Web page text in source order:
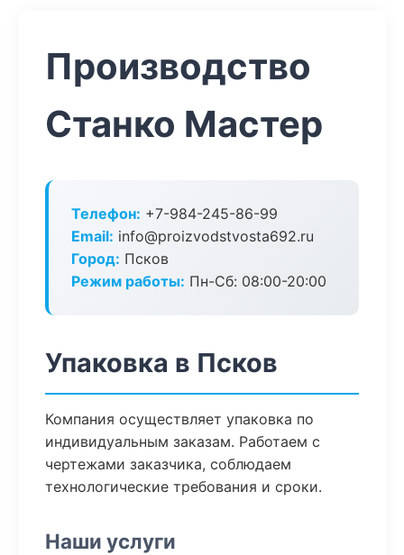
Производство
Станко Мастер
Телефон: +7-984-245-86-99
Email: info@proizvodstvosta692.ru
Город: Псков
Режим работы: Пн-Сб: 08:00-20:00
Упаковка в Псков
Компания осуществляет упаковка по
индивидуальным заказам. Работаем с
чертежами заказчика, соблюдаем
технологические требования и сроки.
Наши услуги